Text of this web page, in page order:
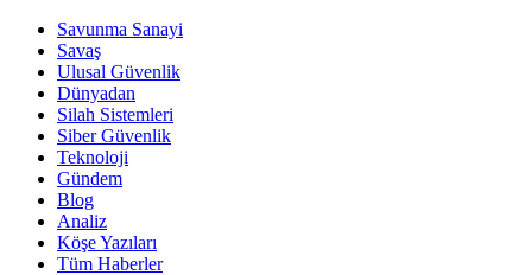
Savunma Sanayi
Savaş
Ulusal Güvenlik
Dünyadan
Silah Sistemleri
Siber Güvenlik
Teknoloji
Gündem
Blog
Analiz
Köşe Yazıları
Tüm Haberler